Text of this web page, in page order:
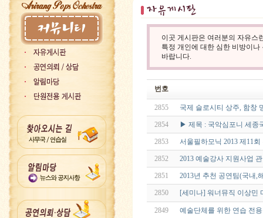
이곳 게시판은 여러분의 자유스
특정 개인에 대한 심한 비방이
바랍니다.
번호
2855 국제 슬로시티 상주, 함창
2854 ▶ 제목 : 국악심포니 세종
2853 서울필하모닉 2013 제11
2852 2013 예술강사 지원사업
2851 2013년 추천 공연팀(국내
2850 [세미나] 워너뮤직 이상민
2849 예술단체를 위한 연습 전